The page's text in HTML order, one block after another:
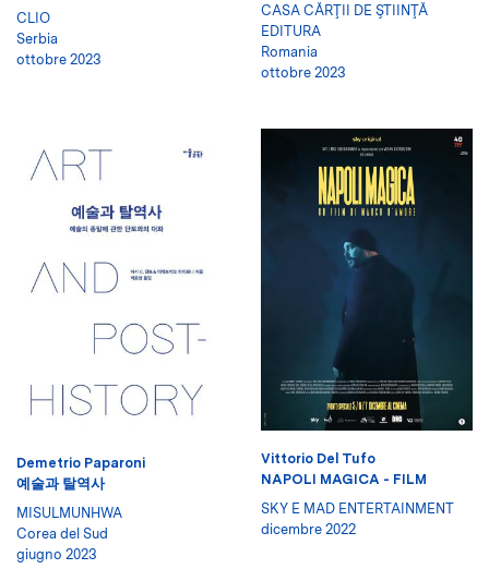
CLIO
Serbia
ottobre 2023
CASA CĂRŢII DE ŞTIINŢĂ
EDITURA
Romania
ottobre 2023
Demetrio Paparoni
예술과 탈역사
MISULMUNHWA
Corea del Sud
giugno 2023
Vittorio Del Tufo
NAPOLI MAGICA - FILM
SKY E MAD ENTERTAINMENT
dicembre 2022